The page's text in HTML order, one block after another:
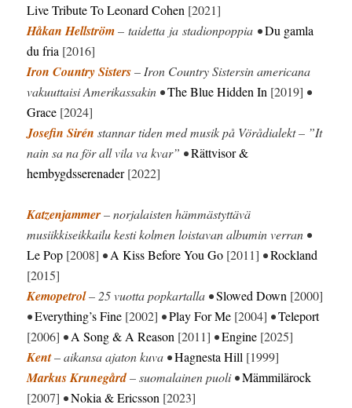
Live Tribute To Leonard Cohen [2021]
Håkan Hellström– taidetta ja stadionpoppia •Du gamla
du fria [2016]
Iron Country Sisters– Iron Country Sistersin americana
vakuuttaisi Amerikassakin •The Blue Hidden In [2019] •
Grace [2024]
Josefin Sirén stannar tiden med musik på Vörådialekt – ”It
nain sa na för all vila va kvar” •Rättvisor &
hembygdsserenader[2022]
Katzenjammer– norjalaisten hämmästyttävä
musiikkiseikkailu kesti kolmen loistavan albumin verran •
Le Pop [2008] •A Kiss Before You Go [2011] •Rockland
[2015]
Kemopetrol– 25 vuotta popkartalla •Slowed Down [2000]
•Everything’s Fine [2002] •Play For Me [2004] •Teleport
[2006] •A Song & A Reason [2011] •Engine [2025]
Kent– aikansa ajaton kuva •Hagnesta Hill [1999]
Markus Krunegård– suomalainen puoli •Mämmilärock
[2007] •Nokia & Ericsson [2023]